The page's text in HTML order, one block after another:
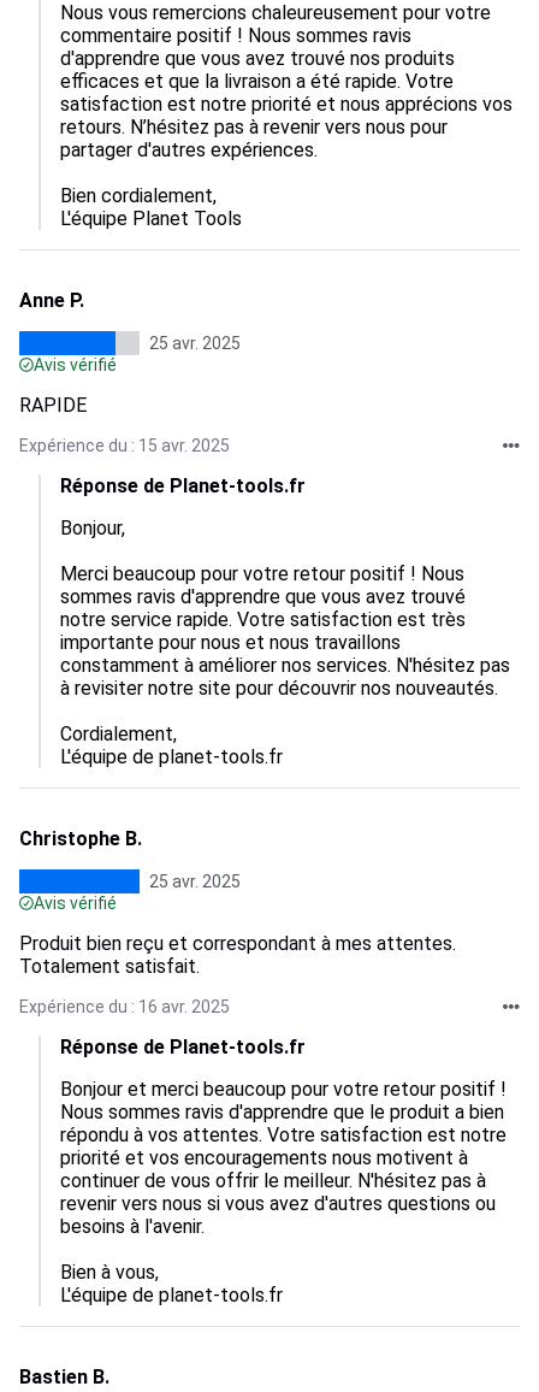
Nous vous remercions chaleureusement pour votre
commentaire positif ! Nous sommes ravis
d'apprendre que vous avez trouvé nos produits
efficaces et que la livraison a été rapide. Votre
satisfaction est notre priorité et nous apprécions vos
retours. N’hésitez pas à revenir vers nous pour
partager d'autres expériences.
Bien cordialement,
L'équipe Planet Tools
Anne P.
25 avr. 2025
Avis vérifié
RAPIDE
Expérience du : 15 avr. 2025
Réponse de Planet-tools.fr
Bonjour,
Merci beaucoup pour votre retour positif ! Nous
sommes ravis d'apprendre que vous avez trouvé
notre service rapide. Votre satisfaction est très
importante pour nous et nous travaillons
constamment à améliorer nos services. N'hésitez pas
à revisiter notre site pour découvrir nos nouveautés.
Cordialement,
L'équipe de planet-tools.fr
Christophe B.
25 avr. 2025
Avis vérifié
Produit bien reçu et correspondant à mes attentes.
Totalement satisfait.
Expérience du : 16 avr. 2025
Réponse de Planet-tools.fr
Bonjour et merci beaucoup pour votre retour positif !
Nous sommes ravis d'apprendre que le produit a bien
répondu à vos attentes. Votre satisfaction est notre
priorité et vos encouragements nous motivent à
continuer de vous offrir le meilleur. N'hésitez pas à
revenir vers nous si vous avez d'autres questions ou
besoins à l'avenir.
Bien à vous,
L'équipe de planet-tools.fr
Bastien B.